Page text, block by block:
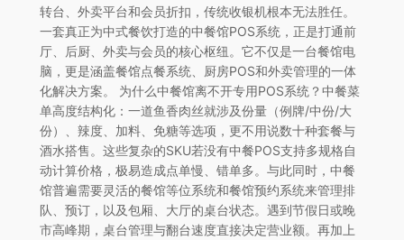
转台、外卖平台和会员折扣，传统收银机根本无法胜任。
一套真正为中式餐饮打造的中餐馆POS系统，正是打通前
厅、后厨、外卖与会员的核心枢纽。它不仅是一台餐馆电
脑，更是涵盖餐馆点餐系统、厨房POS和外卖管理的一体
化解决方案。 为什么中餐馆离不开专用POS系统？中餐菜
单高度结构化：一道鱼香肉丝就涉及份量（例牌/中份/大
份）、辣度、加料、免糖等选项，更不用说数十种套餐与
酒水搭售。这些复杂的SKU若没有中餐POS支持多规格自
动计算价格，极易造成点单慢、错单多。与此同时，中餐
馆普遍需要灵活的餐馆等位系统和餐馆预约系统来管理排
队、预订，以及包厢、大厅的桌台状态。遇到节假日或晚
市高峰期，桌台管理与翻台速度直接决定营业额。再加上